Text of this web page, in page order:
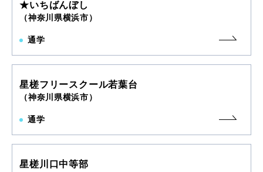
★いちばんぼし
（神奈川県横浜市）
通学
星槎フリースクール若葉台
（神奈川県横浜市）
通学
星槎川口中等部